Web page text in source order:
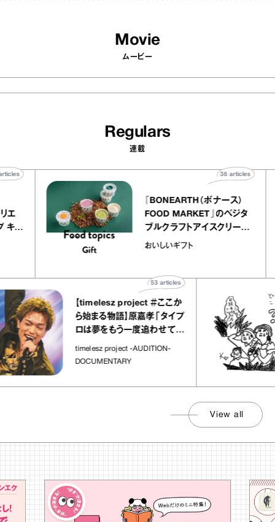
Movie
ムービー
Regulars
連載
アトリエ
ープ キャ
40articles
『BONEARTH（ボナース）
FOOD MARKET』のベジタ
ブルクラフトアイスクリーム
｜真野知子の「おいしいギフ
おいしいギフト
36articles
【timelesz project ＃ここか
ら始まる物語】原嘉孝「タイプ
ロは夢をもう一度追わせてく
れた場所」
timelesz project -AUDITION-
DOCUMENTARY
articles
View all